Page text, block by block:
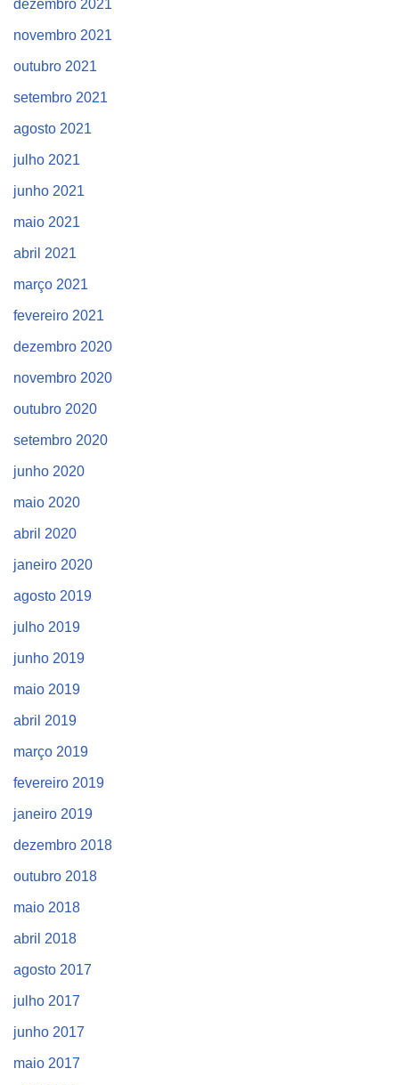
dezembro 2021
novembro 2021
outubro 2021
setembro 2021
agosto 2021
julho 2021
junho 2021
maio 2021
abril 2021
março 2021
fevereiro 2021
dezembro 2020
novembro 2020
outubro 2020
setembro 2020
junho 2020
maio 2020
abril 2020
janeiro 2020
agosto 2019
julho 2019
junho 2019
maio 2019
abril 2019
março 2019
fevereiro 2019
janeiro 2019
dezembro 2018
outubro 2018
maio 2018
abril 2018
agosto 2017
julho 2017
junho 2017
maio 2017